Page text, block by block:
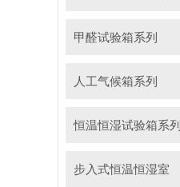
甲醛试验箱系列
人工气候箱系列
恒温恒湿试验箱系列
步入式恒温恒湿室